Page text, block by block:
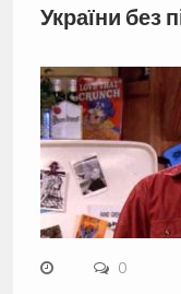
України без
0